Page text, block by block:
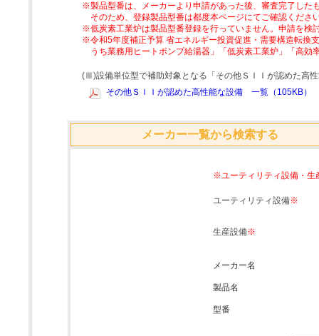
※製品型番は、メーカーより申請があった後、審査完了した
そのため、登録製品型番は都度本ページにてご確認くださ
※低炭素工業炉は製品型番登録を行っていません。申請を検
※令和5年度補正予算 省エネルギー投資促進・需要構造転換
うち業務用ヒートポンプ給湯器」「低炭素工業炉」「高
(Ⅲ)設備単位型で補助対象となる「その他ＳＩＩが認めた高
その他ＳＩＩが認めた高性能な設備 一覧（105KB）
メーカー一覧から検索する
※ユーティリティ設備・生
ユーティリティ設備※
生産設備※
メーカー名
製品名
型番